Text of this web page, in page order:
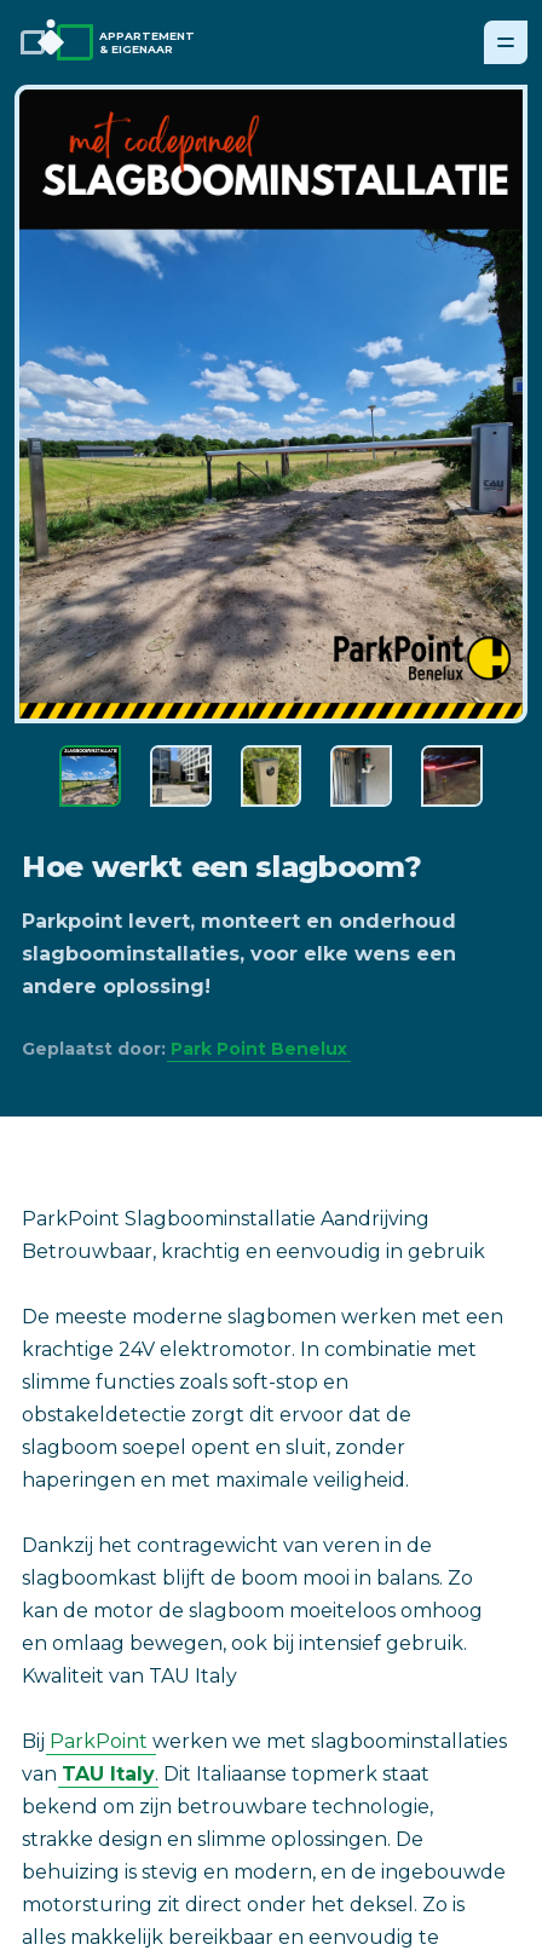
APPARTEMENT
& EIGENAAR
Hoe werkt een slagboom?
Parkpoint levert, monteert en onderhoud
slagboominstallaties, voor elke wens een
andere oplossing!
Geplaatst door: Park Point Benelux
ParkPoint Slagboominstallatie Aandrijving
Betrouwbaar, krachtig en eenvoudig in gebruik
De meeste moderne slagbomen werken met een
krachtige 24V elektromotor. In combinatie met
slimme functies zoals soft-stop en
obstakeldetectie zorgt dit ervoor dat de
slagboom soepel opent en sluit, zonder
haperingen en met maximale veiligheid.
Dankzij het contragewicht van veren in de
slagboomkast blijft de boom mooi in balans. Zo
kan de motor de slagboom moeiteloos omhoog
en omlaag bewegen, ook bij intensief gebruik.
Kwaliteit van TAU Italy
Bij ParkPoint werken we met slagboominstallaties
van TAU Italy. Dit Italiaanse topmerk staat
bekend om zijn betrouwbare technologie,
strakke design en slimme oplossingen. De
behuizing is stevig en modern, en de ingebouwde
motorsturing zit direct onder het deksel. Zo is
alles makkelijk bereikbaar en eenvoudig te